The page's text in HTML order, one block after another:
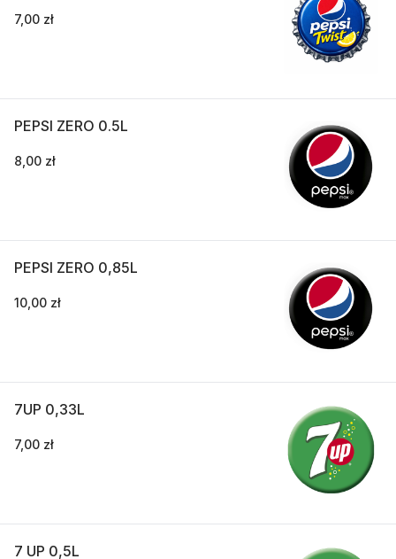
7,00 zł
PEPSI ZERO 0.5L
8,00 zł
PEPSI ZERO 0,85L
10,00 zł
7UP 0,33L
7,00 zł
7 UP 0,5L